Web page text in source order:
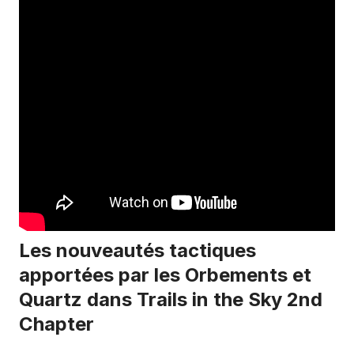
Les nouveautés tactiques
apportées par les Orbements et
Quartz dans Trails in the Sky 2nd
Chapter